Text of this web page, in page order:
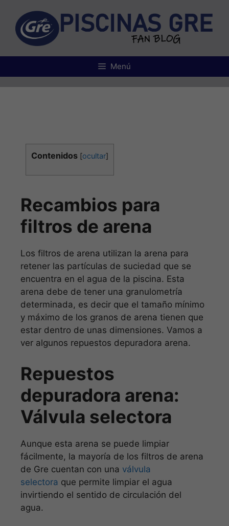
Menú
Contenidos [ocultar]
Recambios para
filtros de arena
Los filtros de arena utilizan la arena para
retener las partículas de suciedad que se
encuentra en el agua de la piscina. Esta
arena debe de tener una granulometría
determinada, es decir que el tamaño mínimo
y máximo de los granos de arena tienen que
estar dentro de unas dimensiones. Vamos a
ver algunos repuestos depuradora arena.
Repuestos
depuradora arena:
Válvula selectora
Aunque esta arena se puede limpiar
fácilmente, la mayoría de los filtros de arena
de Gre cuentan con una válvula
selectora que permite limpiar el agua
invirtiendo el sentido de circulación del
agua.